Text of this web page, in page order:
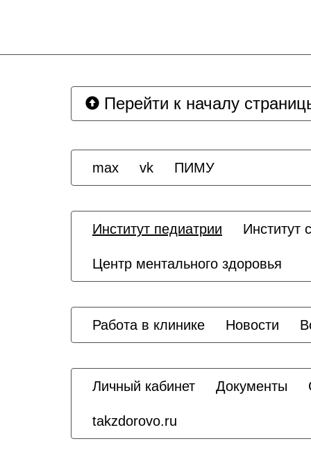
Перейти к началу
max vk ПИМУ
Институт педиатрии Институт
Центр ментального здоровья
Работа в клинике Новости
Личный кабинет Документы
takzdorovo.ru